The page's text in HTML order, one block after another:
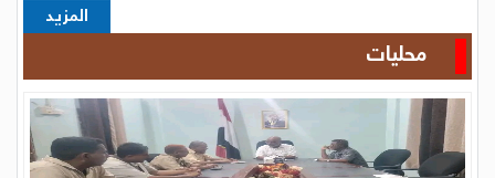
المزيد
محليات